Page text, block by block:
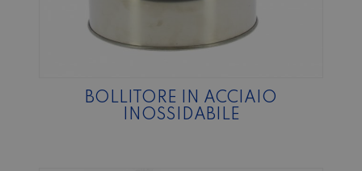
BOLLITORE IN ACCIAIO
INOSSIDABILE